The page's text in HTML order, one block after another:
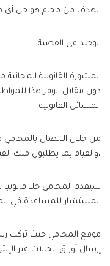
الهدف من محام هو حل أي
الوحيد في القضية.
المشورة القانونية المجانية
دون مقابل. يوفر هذا
المسائل القانونية.
من خلال الاتصال
،والقيام بما يطلبون منك
سيقدم المحامي حلا
المستشار للمساعدة في
موقع المحامي حيث تركت
إرسال أوراق الحالات عبر